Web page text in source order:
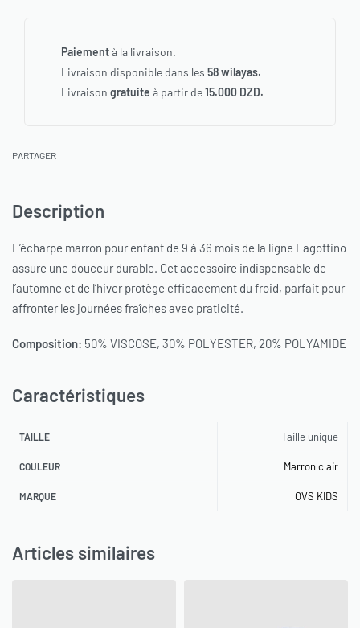
Paiementà la livraison.
Livraison disponible dans les 58 wilayas.
Livraison gratuite à partir de15.000 DZD.
PARTAGER
Description
L’écharpe marron pour enfant de 9 à 36 mois de la ligne Fagottino
assure une douceur durable. Cet accessoire indispensable de
l’automne et de l’hiver protège efficacement du froid, parfait pour
affronter les journées fraîches avec praticité.
Composition: 50% VISCOSE, 30% POLYESTER, 20% POLYAMIDE
Caractéristiques
TAILLE Taille unique
COULEUR Marron clair
MARQUE OVS KIDS
Articles similaires